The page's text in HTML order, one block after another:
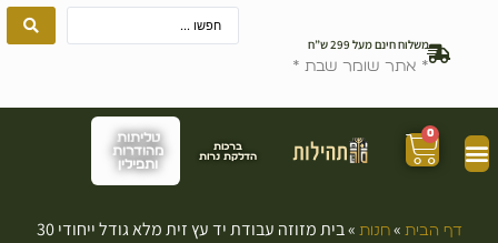
משלוח חינם מעל 299 ש”ח
* אתר שומר שבת *
ברכות
הדלקת נרות
טליתות
מהודרות
ותפילין
0
דף הבית »חנות »
בית מזוזה עבודת יד עץ זית מלא גודל ייחודי 30